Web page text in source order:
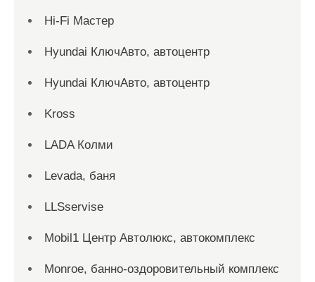
Hi-Fi Мастер
Hyundai КлючАвто, автоцентр
Hyundai КлючАвто, автоцентр
Kross
LADA Колми
Levada, баня
LLSservise
Mobil1 Центр Автолюкс, автокомплекс
Monroe, банно-оздоровительный комплекс